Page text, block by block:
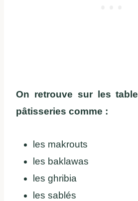
On retrouve sur les
pâtisseries comme :
les makrouts
les baklawas
les ghribia
les sablés